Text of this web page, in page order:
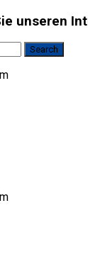
unseren